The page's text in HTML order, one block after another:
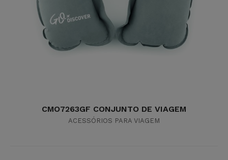
CMO7263GF CONJUNTO DE VIAGEM
ACESSÓRIOS PARA VIAGEM